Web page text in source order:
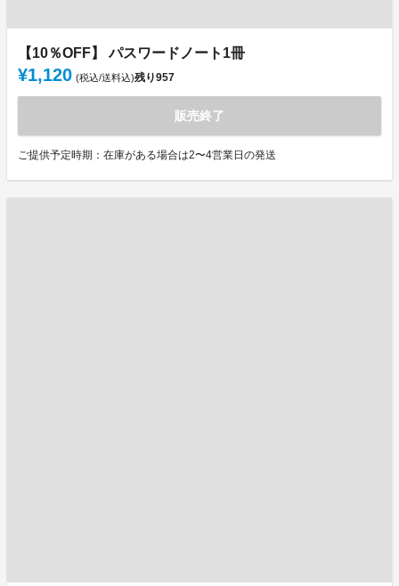
【10％OFF】 パスワードノート1冊
¥1,120 (税込/送料込)残り957
販売終了
ご提供予定時期：在庫がある場合は2〜4営業日の発送